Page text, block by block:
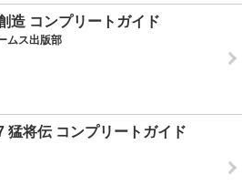
造 コンプリートガイド
ムス出版部
猛将伝 コンプリートガイド